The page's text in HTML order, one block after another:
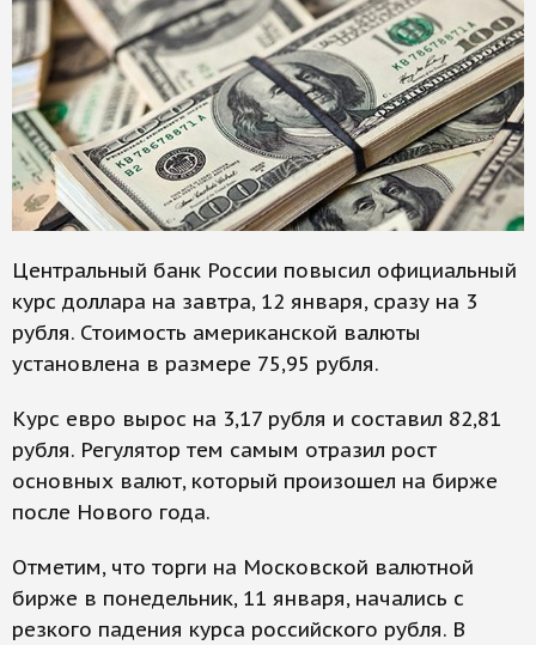
Центральный банк России повысил официальный
курс доллара на завтра, 12 января, сразу на 3
рубля. Стоимость американской валюты
установлена в размере 75,95 рубля.
Курс евро вырос на 3,17 рубля и составил 82,81
рубля. Регулятор тем самым отразил рост
основных валют, который произошел на бирже
после Нового года.
Отметим, что торги на Московской валютной
бирже в понедельник, 11 января, начались с
резкого падения курса российского рубля. В